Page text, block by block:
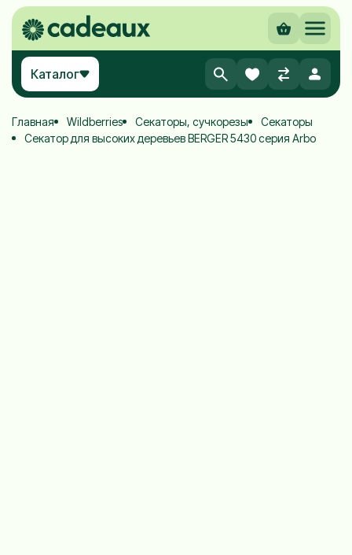
Каталог
Главная Wildberries Секаторы, сучкорезы
Секаторы
Секатор для высоких деревьев BERGER 5430 серия Arbo